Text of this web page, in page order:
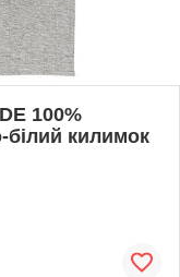
100%
білий килимок